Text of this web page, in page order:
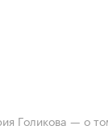
Голикова — о